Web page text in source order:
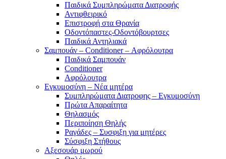
Παιδικά Συμπληρώματα Διατροφής
Αντιφθειρικό
Επιστροφή στα Θρανία
Οδοντόπαστες-Οδοντόβουρτσες
Παιδικά Αντηλιακά
Σαμπουάν – Conditioner – Αφρόλουτρα
Παιδικά Σαμπουάν
Conditioner
Αφρόλουτρα
Εγκυμοσύνη – Νέα μητέρα
Συμπληρώματα Διατροφης – Εγκυμοσύνη
Πρώτα Απαραίτητα
Θηλασμός
Περιποίηση Θηλής
Ραγάδες – Συσφιξη για μητέρες
Σύσφιξη Στήθους
Αξεσουάρ μωρού